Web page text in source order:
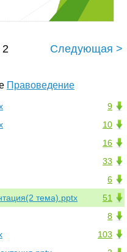
2 Следующая >
Правоведение
9
10
16
33
6
51
тема).pptx
8
103